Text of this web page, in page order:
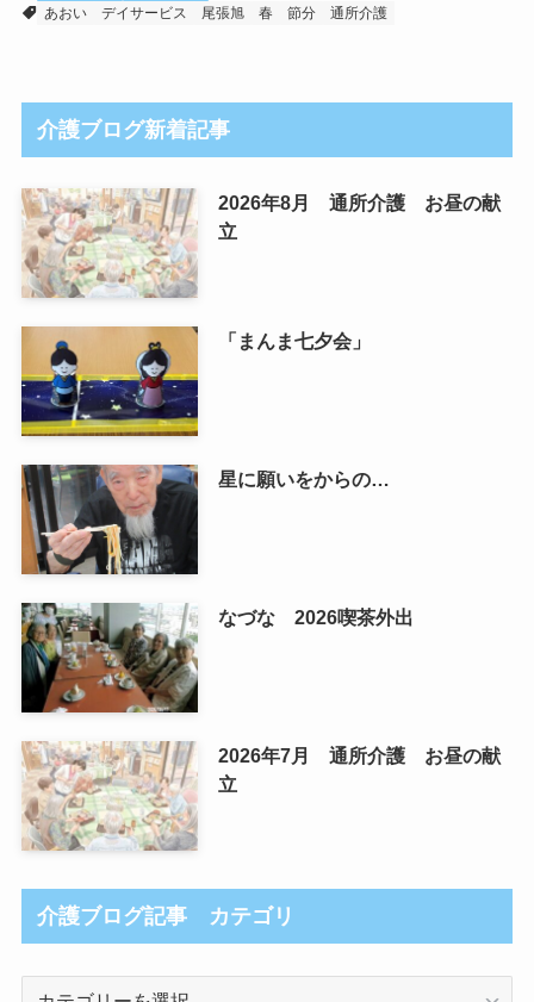
あおい
デイサービス 尾張旭 春 節分 通所介護
介護ブログ新着記事
2026年8月 通所介護 お昼の献
立
「まんま七夕会」
星に願いをからの…
なづな 2026喫茶外出
2026年7月 通所介護 お昼の献
立
介護ブログ記事 カテゴリ